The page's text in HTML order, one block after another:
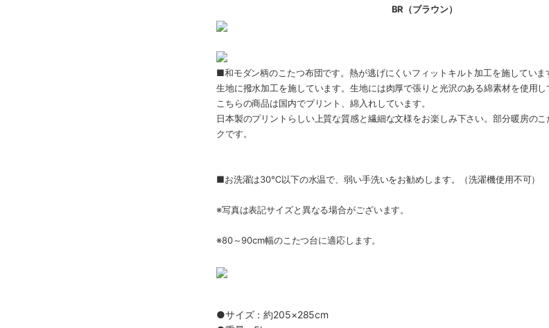
BR（ブラウン）
■和モダン柄のこたつ布団です。熱が逃げにくいフィットキルト加工を施していま
生地に撥水加工を施しています。生地には肉厚で張りと光沢のある綿素材を使用し
こちらの商品は国内でプリント、綿入れしています。
日本製のプリントらしい上質な質感と繊細な文様をお楽しみ下さい。部分暖房のこ
クです。
■お洗濯は30℃以下の水温で、弱い手洗いをお勧めします。（洗濯機使用不可）
※写真は表記サイズと異なる場合がございます。
※80～90cm幅のこたつ台に適応します。
●サイズ：約205×285cm